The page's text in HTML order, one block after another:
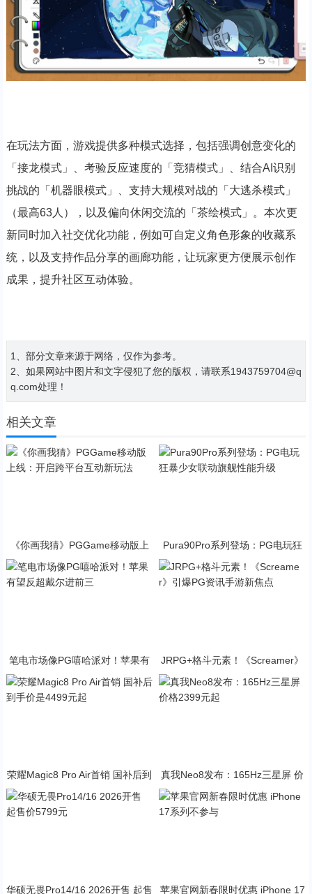
在玩法方面，游戏提供多种模式选择，包括强调创意变化的
「接龙模式」、考验反应速度的「竞猜模式」、结合AI识别
挑战的「机器眼模式」、支持大规模对战的「大逃杀模式」
（最高63人），以及偏向休闲交流的「茶绘模式」。本次更
新同时加入社交优化功能，例如可自定义角色形象的收藏系
统，以及支持作品分享的画廊功能，让玩家更方便展示创作
成果，提升社区互动体验。
1、部分文章来源于网络，仅作为参考。
2、如果网站中图片和文字侵犯了您的版权，请联系1943759704@q
q.com处理！
相关文章
《你画我猜》PGGame移动版上
Pura90Pro系列登场：PG电玩狂
笔电市场像PG嘻哈派对！苹果有
JRPG+格斗元素！《Screamer》
荣耀Magic8 Pro Air首销 国补后到
真我Neo8发布：165Hz三星屏 价
华硕无畏Pro14/16 2026开售 起售 苹果官网新春限时优惠 iPhone 17